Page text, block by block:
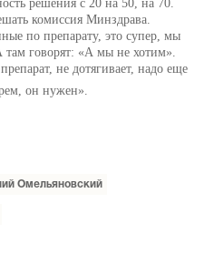
решения с 20 на 50, на 70.
комиссия Минздрава.
по препарату, это супер, мы
говорят: «А мы не хотим».
не дотягивает, надо еще
он нужен».
Омельяновский